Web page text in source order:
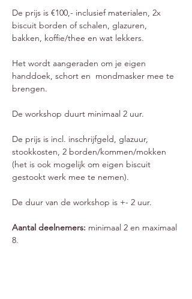
De prijs is €100,- inclusief materialen, 2x
biscuit borden of schalen, glazuren,
bakken, koffie/thee en wat lekkers.
Het wordt aangeraden om je eigen
handdoek, schort en  mondmasker mee te
brengen.
De workshop duurt minimaal 2 uur.
De prijs is incl. inschrijfgeld, glazuur,
stookkosten, 2 borden/kommen/mokken
(het is ook mogelijk om eigen biscuit
gestookt werk mee te nemen).
De duur van de workshop is +- 2 uur.
Aantal deelnemers: minimaal 2 en maximaal
8.